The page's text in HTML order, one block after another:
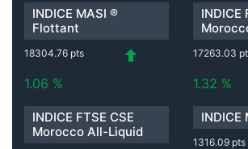
INDICE MASI ®
Flottant
18304.76 pts
1.06 %
INDICE
17263.03
1.32 %
INDICE FTSE CSE
Morocco All-Liquid
INDICE
1316.09 pts